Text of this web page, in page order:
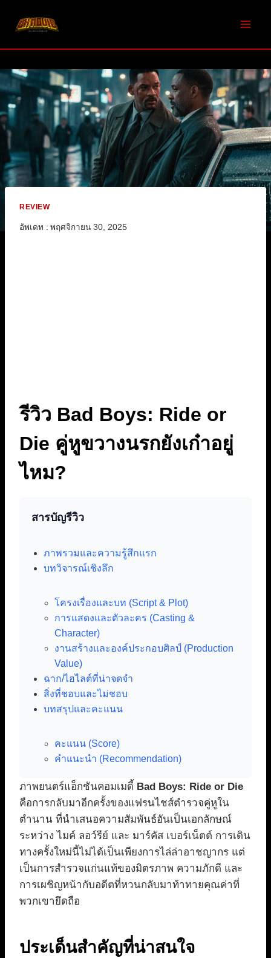
REVIEW
อัพเดท : พฤศจิกายน 30, 2025
รีวิว Bad Boys: Ride or
Die คู่หูขวางนรกยังเก๋าอยู่
ไหม?
สารบัญรีวิว
ภาพรวมและความรู้สึกแรก
บทวิจารณ์เชิงลึก
โครงเรื่องและบท (Script & Plot)
การแสดงและตัวละคร (Casting &
Character)
งานสร้างและองค์ประกอบศิลป์ (Production
Value)
ฉาก/ไฮไลต์ที่น่าจดจำ
สิ่งที่ชอบและไม่ชอบ
บทสรุปและคะแนน
คะแนน (Score)
คำแนะนำ (Recommendation)
ภาพยนตร์แอ็กชันคอมเมดี้ Bad Boys: Ride or Die
คือการกลับมาอีกครั้งของแฟรนไชส์ตำรวจคู่หูใน
ตำนาน ที่นำเสนอความสัมพันธ์อันเป็นเอกลักษณ์
ระหว่าง ไมค์ ลอว์รีย์ และ มาร์คัส เบอร์เน็ตต์ การเดิน
ทางครั้งใหม่นี้ไม่ได้เป็นเพียงการไล่ล่าอาชญากร แต่
เป็นการสำรวจแก่นแท้ของมิตรภาพ ความภักดี และ
การเผชิญหน้ากับอดีตที่หวนกลับมาท้าทายคุณค่าที่
พวกเขายึดถือ
ประเด็นสำคัญที่น่าสนใจ